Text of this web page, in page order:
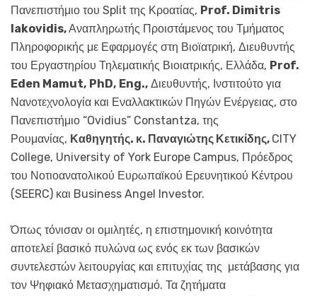
Πανεπιστήμιο του Split της Κροατίας, Prof. Dimitris
Iakovidis,Αναπληρωτής Προιστάμενος του Τμήματος
Πληροφορικής με Εφαρμογές στη Βιοϊατρική, Διευθυντής
του Εργαστηρίου Τηλεματικής Βιοιατρικής, Ελλάδα, Prof.
Eden Mamut, PhD, Eng., Διευθυντής, Ινστιτούτο για
Νανοτεχνολογία και Εναλλακτικών Πηγών Ενέργειας, στο
Πανεπιστήμιο “Ovidius” Constantza, της
Ρουμανίας, Καθηγητής. κ. Παναγιώτης Κετικίδης, CITY
College, University of York Europe Campus, Πρόεδρος
του Νοτιοανατολικού Ευρωπαϊκού Ερευνητικού Κέντρου
(SEERC) και Business Angel Investor.
Όπως τόνισαν οι ομιλητές, η επιστημονική κοινότητα
αποτελεί βασικό πυλώνα ως ενός εκ των βασικών
συντελεστών λειτουργίας και επιτυχίας της μετάβασης για
τον Ψηφιακό Μετασχηματισμό. Τα ζητήματα